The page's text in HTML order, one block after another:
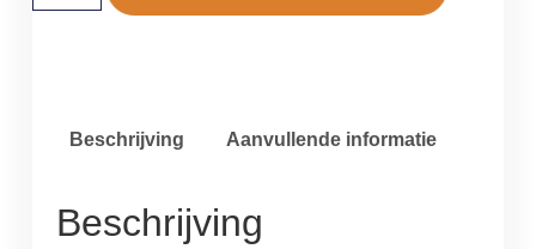
Beschrijving Aanvullende informatie
Beschrijving